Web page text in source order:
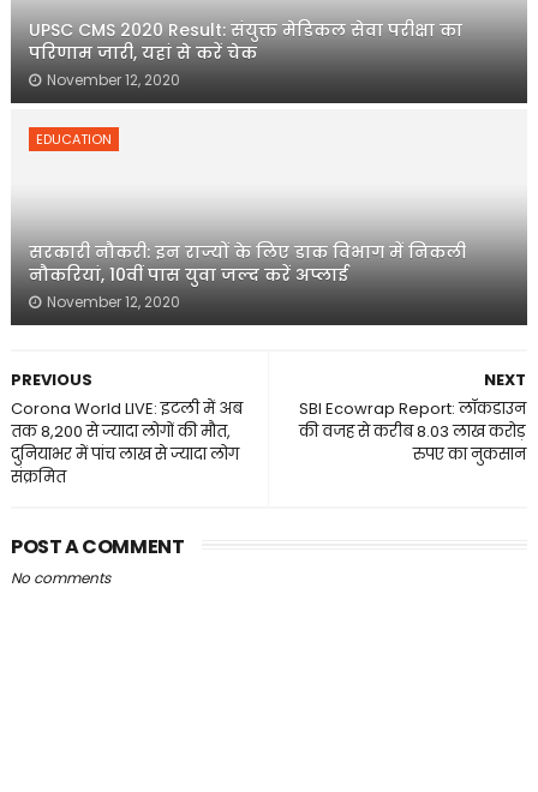
UPSC CMS 2020 Result: संयुक्त मेडिकल सेवा परीक्षा का
परिणाम जारी, यहां से करें चेक
November 12, 2020
EDUCATION
सरकारी नौकरी: इन राज्यों के लिए डाक विभाग में निकली
नौकरियां, 10वीं पास युवा जल्द करें अप्लाई
November 12, 2020
NEXT
SBI Ecowrap Report: लॉकडाउन
की वजह से करीब 8.03 लाख करोड़
रुपए का नुकसान
PREVIOUS
Corona World LIVE: इटली में अब
तक 8,200 से ज्यादा लोगों की मौत,
दुनियाभर में पांच लाख से ज्यादा लोग
संक्रमित
POST A COMMENT
No comments